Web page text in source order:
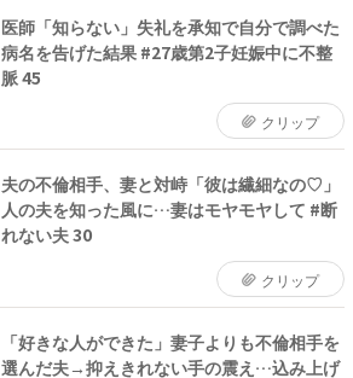
医師「知らない」失礼を承知で自分で調べた
病名を告げた結果 #27歳第2子妊娠中に不整
脈 45
クリップ
夫の不倫相手、妻と対峙「彼は繊細なの♡」
人の夫を知った風に…妻はモヤモヤして #断
れない夫 30
クリップ
「好きな人ができた」妻子よりも不倫相手を
選んだ夫→抑えきれない手の震え…込み上げ